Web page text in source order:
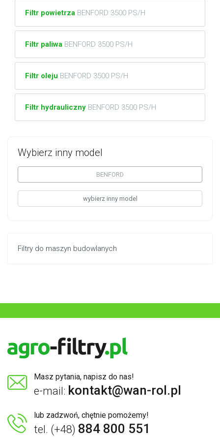
Wybierz inny model
BENFORD
wybierz inny model
Filtry do maszyn budowlanych
Filtr powietrza BENFORD 3500 PS/H
Filtr paliwa BENFORD 3500 PS/H
Filtr oleju BENFORD 3500 PS/H
Filtr hydrauliczny BENFORD 3500 PS/H
Masz pytania, napisz do nas!
e-mail: kontakt@wan-rol.pl
lub zadzwoń, chętnie pomożemy!
tel. (+48) 884 800 551